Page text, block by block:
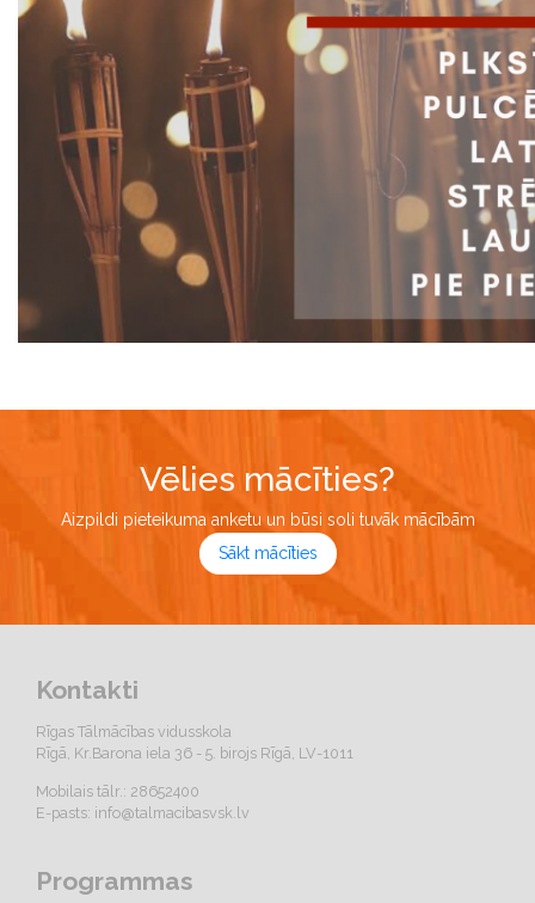
Vēlies mācīties?
Aizpildi pieteikuma anketu un būsi soli tuvāk mācībām
Sākt mācīties
Kontakti
Rīgas Tālmācības vidusskola
Rīgā, Kr.Barona iela 36 - 5. birojs Rīgā, LV-1011
Mobilais tālr.: 28652400
E-pasts: info@talmacibasvsk.lv
Programmas